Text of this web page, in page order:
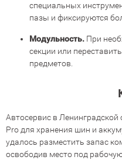
специальных
пазы и фиксируются
Модульность. При
секции или
предметов.
Автосервис в Ленинградской
Pro для хранения шин и
удалось разместить запас
освободив место под